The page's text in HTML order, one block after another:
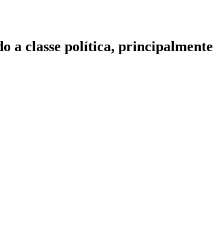
a classe política, principalmente